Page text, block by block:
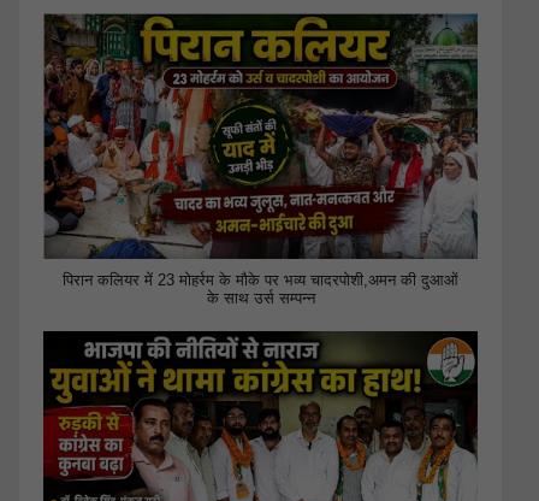
पिरान कलियर में 23 मोहर्रम के मौके पर भव्य चादरपोशी,अमन की दुआओं
के साथ उर्स सम्पन्न